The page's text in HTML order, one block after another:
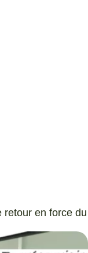
retour en force du